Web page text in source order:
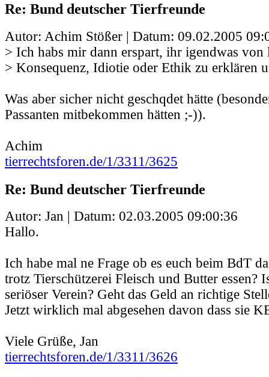
Re: Bund deutscher Tierfreunde
Autor: Achim Stößer | Datum: 09.02.2005
> Ich habs mir dann erspart, ihr igendwas von
> Konsequenz, Idiotie oder Ethik zu erklären
Was aber sicher nicht geschqdet hätte
Passanten mitbekommen hätten ;-)).
Achim
tierrechtsforen.de/1/3311/3625
Re: Bund deutscher Tierfreunde
Autor: Jan | Datum: 02.03.2005 09:00:36
Hallo.
Ich habe mal ne Frage ob es euch beim BdT
trotz Tierschützerei Fleisch und Butter essen?
seriöser Verein? Geht das Geld an richtige
Jetzt wirklich mal abgesehen davon dass sie
Viele Grüße, Jan
tierrechtsforen.de/1/3311/3626